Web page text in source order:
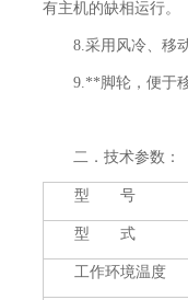
有主机的缺相运行。
8.采用风冷、移
9.**脚轮，便于
二．技术参数：
型 号
型 式
工作环境温度